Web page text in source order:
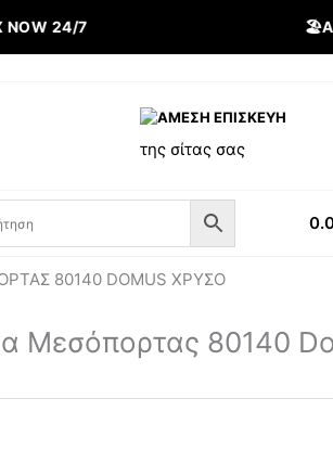
24/7
ΑΜΕΣΗ ΕΠΙΣΚΕΥΗ
της σίτας σας
80140 DOMUS ΧΡΥΣΌ
Μεσόπορτας 80140